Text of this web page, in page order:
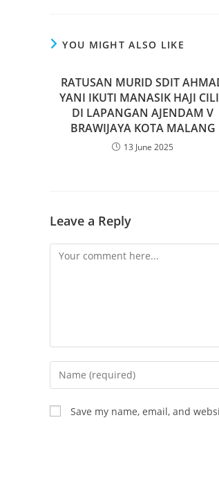
YOU MIGHT ALSO LIKE
RATUSAN MURID SDIT
YANI IKUTI MANASIK HAJI
DI LAPANGAN AJENDAM V
BRAWIJAYA KOTA MALANG
13 June 2025
Leave a Reply
Save my name, email, and